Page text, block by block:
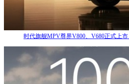
时代旗舰MPV尊界V800、V680正式上